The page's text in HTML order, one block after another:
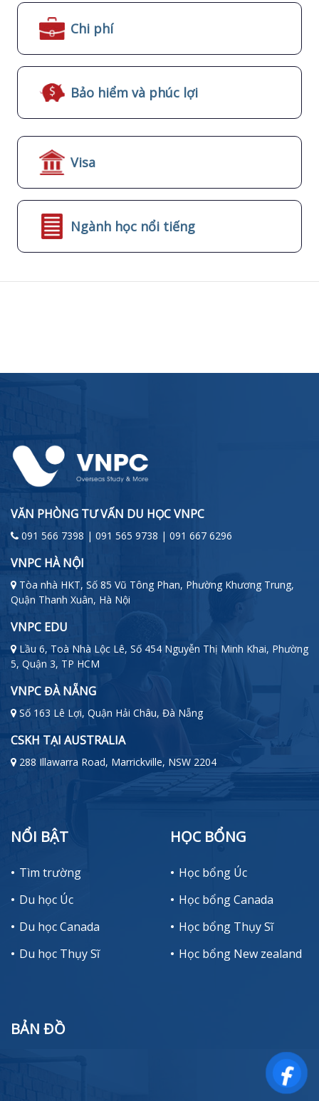
Chi phí
Bảo hiểm và phúc lợi
Visa
Ngành học nổi tiếng
VĂN PHÒNG TƯ VẤN DU HỌC VNPC
091 566 7398 | 091 565 9738 | 091 667 6296
VNPC HÀ NỘI
Tòa nhà HKT, Số 85 Vũ Tông Phan, Phường Khương Trung,
Quận Thanh Xuân, Hà Nội
VNPC EDU
Lầu 6, Toà Nhà Lộc Lê, Số 454 Nguyễn Thị Minh Khai, Phường
5, Quận 3, TP HCM
VNPC ĐÀ NẴNG
Số 163 Lê Lợi, Quận Hải Châu, Đà Nẵng
CSKH TẠI AUSTRALIA
288 Illawarra Road, Marrickville, NSW 2204
NỔI BẬT
Tìm trường
Du học Úc
Du học Canada
Du học Thụy Sĩ
HỌC BỔNG
Học bổng Úc
Học bổng Canada
Học bổng Thụy Sĩ
Học bổng New zealand
BẢN ĐỒ